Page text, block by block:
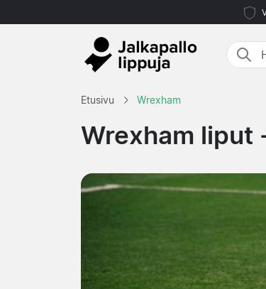
Etusivu Wrexham
Wrexham liput